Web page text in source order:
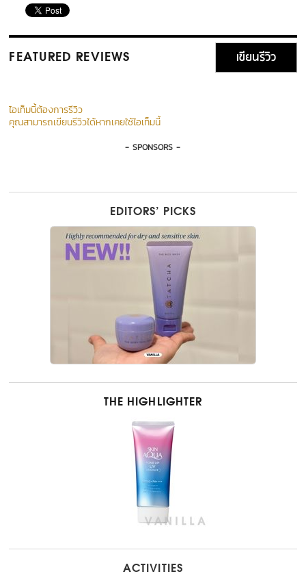
FEATURED REVIEWS เขียนรีวิว
ไอเท็มนี้ต้องการรีวิว
คุณสามารถเขียนรีวิวได้หากเคยใช้ไอเท็มนี้
- SPONSORS -
EDITORS’ PICKS
THE HIGHLIGHTER
ACTIVITIES